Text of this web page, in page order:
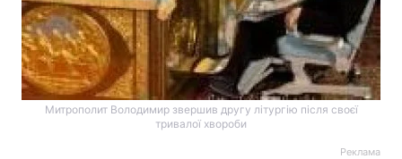
Митрополит Володимир звершив другу літургію після своєї
тривалої хвороби
Реклама